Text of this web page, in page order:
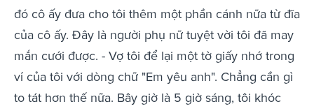
đó cô ấy đưa cho tôi thêm một phần cánh nữa từ đĩa
của cô ấy. Đây là người phụ nữ tuyệt vời tôi đã may
mắn cưới được. - Vợ tôi để lại một tờ giấy nhớ trong
ví của tôi với dòng chữ "Em yêu anh". Chẳng cần gì
to tát hơn thế nữa. Bây giờ là 5 giờ sáng, tôi khóc